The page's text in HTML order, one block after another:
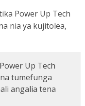
Power Up Tech
nia ya kujitolea,
Up Tech
tumefunga
angalia tena